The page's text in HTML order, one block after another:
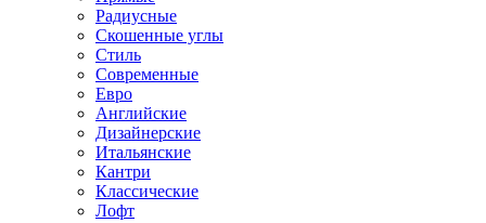
Радиусные
Скошенные углы
Стиль
Современные
Евро
Английские
Дизайнерские
Итальянские
Кантри
Классические
Лофт